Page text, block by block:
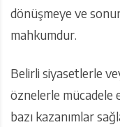
dönüşmeye ve
mahkumdur.
Belirli siyasetlerle
öznelerle mücadele
bazı kazanımlar